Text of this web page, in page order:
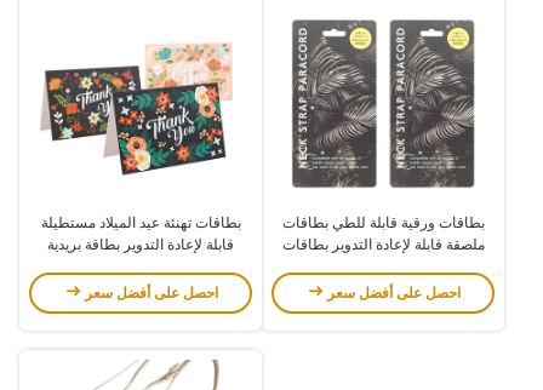
بطاقات ورقية قابلة للطي بطاقات
ملصقة قابلة لإعادة التدوير بطاقات
احصل على أفضل سعر
بطاقات تهنئة عيد الميلاد مستطيلة
قابلة لإعادة التدوير بطاقة بريدية
احصل على أفضل سعر